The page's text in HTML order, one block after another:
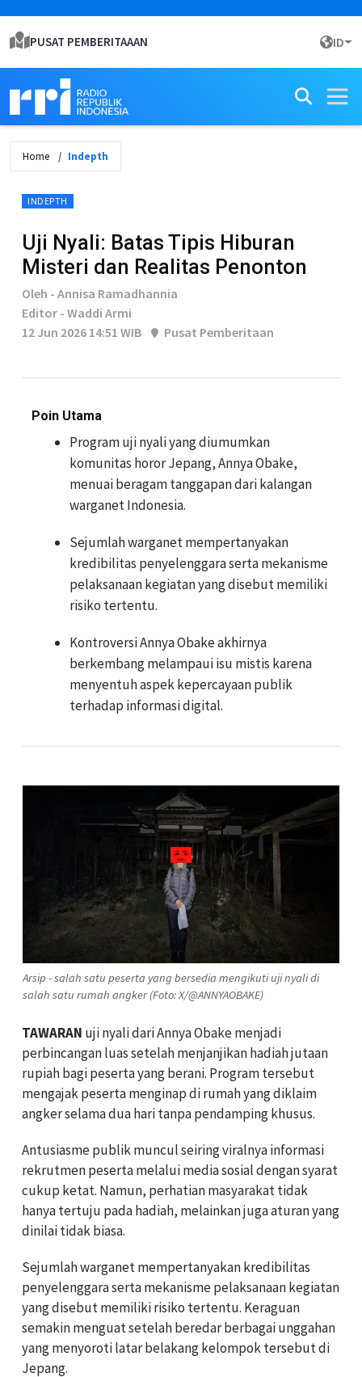
PUSAT PEMBERITAAAN ID
Home Indepth
INDEPTH
Uji Nyali: Batas Tipis Hiburan
Misteri dan Realitas Penonton
Oleh - Annisa Ramadhannia
Editor - Waddi Armi
12 Jun 2026 14:51 WIB
Pusat Pemberitaan
Poin Utama
Program uji nyali yang diumumkan
komunitas horor Jepang, Annya Obake,
menuai beragam tanggapan dari kalangan
warganet Indonesia.
Sejumlah warganet mempertanyakan
kredibilitas penyelenggara serta mekanisme
pelaksanaan kegiatan yang disebut memiliki
risiko tertentu.
Kontroversi Annya Obake akhirnya
berkembang melampaui isu mistis karena
menyentuh aspek kepercayaan publik
terhadap informasi digital.
Arsip - salah satu peserta yang bersedia mengikuti uji nyali di
salah satu rumah angker (Foto: X/@ANNYAOBAKE)
TAWARAN uji nyali dari Annya Obake menjadi
perbincangan luas setelah menjanjikan hadiah jutaan
rupiah bagi peserta yang berani. Program tersebut
mengajak peserta menginap di rumah yang diklaim
angker selama dua hari tanpa pendamping khusus.
Antusiasme publik muncul seiring viralnya informasi
rekrutmen peserta melalui media sosial dengan syarat
cukup ketat. Namun, perhatian masyarakat tidak
hanya tertuju pada hadiah, melainkan juga aturan yang
dinilai tidak biasa.
Sejumlah warganet mempertanyakan kredibilitas
penyelenggara serta mekanisme pelaksanaan kegiatan
yang disebut memiliki risiko tertentu. Keraguan
semakin menguat setelah beredar berbagai unggahan
yang menyoroti latar belakang kelompok tersebut di
Jepang.